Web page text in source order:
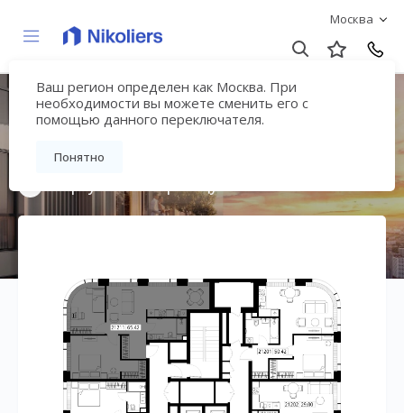
Москва
Ваш регион определен как Москва. При
необходимости вы можете сменить его с
помощью данного переключателя.
Понятно
Мультиквартал
«ВЕЕР»